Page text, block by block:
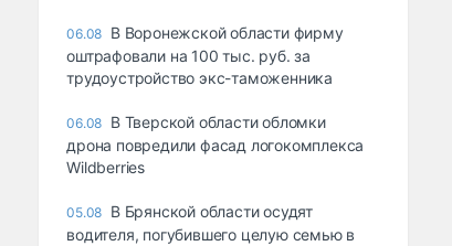
06.08 В Воронежской области фирму
оштрафовали на 100 тыс. руб. за
трудоустройство экс-таможенника
06.08 В Тверской области обломки
дрона повредили фасад логокомплекса
Wildberries
05.08 В Брянской области осудят
водителя, погубившего целую семью в